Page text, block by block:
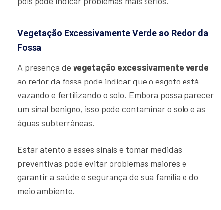
Vegetação Excessivamente Verde ao Redor da
Fossa
A presença de vegetação excessivamente verde
ao redor da fossa pode indicar que o esgoto está
vazando e fertilizando o solo. Embora possa parecer
um sinal benigno, isso pode contaminar o solo e as
águas subterrâneas.
Estar atento a esses sinais e tomar medidas
preventivas pode evitar problemas maiores e
garantir a saúde e segurança de sua família e do
meio ambiente.